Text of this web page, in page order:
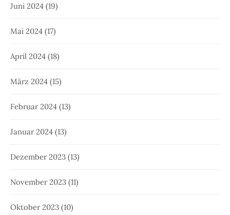
Juni 2024 (19)
Mai 2024 (17)
April 2024 (18)
März 2024 (15)
Februar 2024 (13)
Januar 2024 (13)
Dezember 2023 (13)
November 2023 (11)
Oktober 2023 (10)